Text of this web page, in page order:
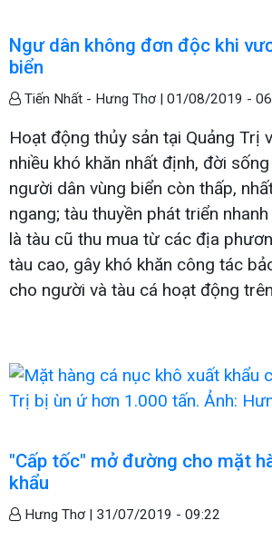
Ngư dân không đơn độc khi
biển
Tiến Nhất - Hưng Thơ | 01/08/2019 -
Hoạt động thủy sản tại Quảng Trị
nhiều khó khăn nhất định, đời
người dân vùng biển còn thấp,
ngang; tàu thuyền phát triển
là tàu cũ thu mua từ các địa
tàu cao, gây khó khăn công tác
cho người và tàu cá hoạt động
"Cấp tốc" mở đường cho mặt
khẩu
Hưng Thơ | 31/07/2019 - 09:22